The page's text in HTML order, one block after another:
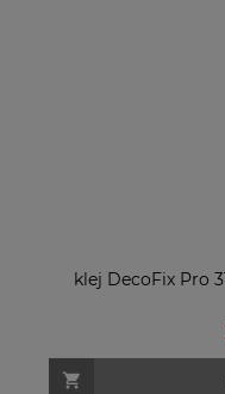
klej DecoFix Pro